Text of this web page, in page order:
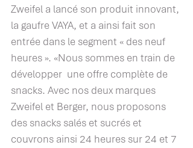
Zweifel a lancé son produit innovant,
la gaufre VAYA, et a ainsi fait son
entrée dans le segment « des neuf
heures ». «Nous sommes en train de
développer  une offre complète de
snacks. Avec nos deux marques
Zweifel et Berger, nous proposons
des snacks salés et sucrés et
couvrons ainsi 24 heures sur 24 et 7